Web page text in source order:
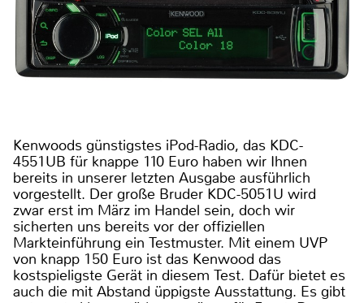
Kenwoods günstigstes iPod-Radio, das KDC-
4551UB für knappe 110 Euro haben wir Ihnen
bereits in unserer letzten Ausgabe ausführlich
vorgestellt. Der große Bruder KDC-5051U wird
zwar erst im März im Handel sein, doch wir
sicherten uns bereits vor der offiziellen
Markteinführung ein Testmuster. Mit einem UVP
von knapp 150 Euro ist das Kenwood das
kostspieligste Gerät in diesem Test. Dafür bietet es
auch die mit Abstand üppigste Ausstattung. Es gibt